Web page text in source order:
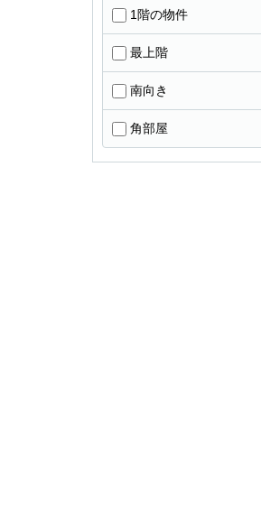
1階の物件
最上階
南向き
角部屋